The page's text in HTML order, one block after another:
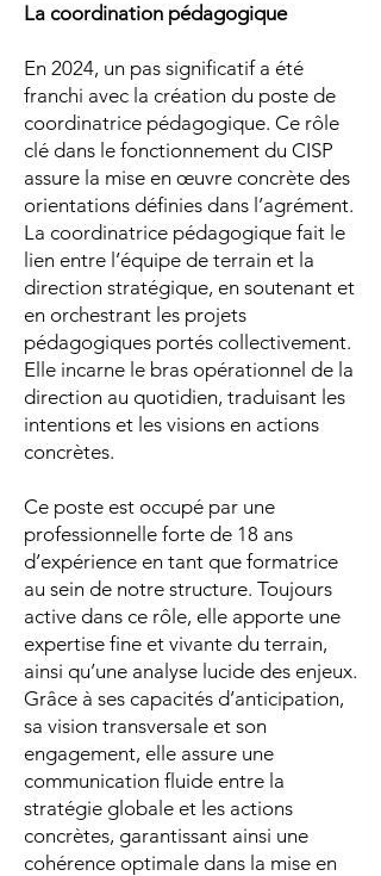
La coordination pédagogique
En 2024, un pas significatif a été
franchi avec la création du poste de
coordinatrice pédagogique. Ce rôle
clé dans le fonctionnement du CISP
assure la mise en œuvre concrète des
orientations définies dans l’agrément.
La coordinatrice pédagogique fait le
lien entre l’équipe de terrain et la
direction stratégique, en soutenant et
en orchestrant les projets
pédagogiques portés collectivement.
Elle incarne le bras opérationnel de la
direction au quotidien, traduisant les
intentions et les visions en actions
concrètes.
Ce poste est occupé par une
professionnelle forte de 18 ans
d’expérience en tant que formatrice
au sein de notre structure. Toujours
active dans ce rôle, elle apporte une
expertise fine et vivante du terrain,
ainsi qu’une analyse lucide des enjeux.
Grâce à ses capacités d’anticipation,
sa vision transversale et son
engagement, elle assure une
communication fluide entre la
stratégie globale et les actions
concrètes, garantissant ainsi une
cohérence optimale dans la mise en